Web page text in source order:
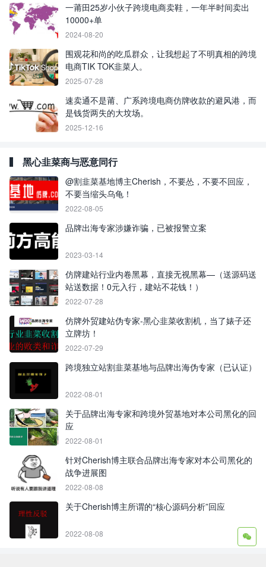
一莆田25岁小伙子跨境电商卖鞋，一年半时间卖出
10000+单
2024-08-20
围观花和尚的吃瓜群众，让我想起了不明真相的跨境
电商TIK TOK韭菜人。
2025-07-28
速卖通不是莆、广系跨境电商仿牌收款的避风港，而
是钱货两失的大坟场。
2025-12-16
黑心韭菜商与恶意同行
@割韭菜基地博主Cherish，不要怂，不要不回应，
不要当缩头乌龟！
2022-08-05
品牌出海专家涉嫌诈骗，已被报警立案
2023-03-14
仿牌建站行业内卷黑幕，直接无视黑幕—（送源码送
站送数据！0元入行，建站不花钱！）
2022-07-28
仿牌外贸建站伪专家-黑心韭菜收割机，当了婊子还
立牌坊！
2022-07-29
跨境独立站割韭菜基地与品牌出海伪专家（已认证）
2022-08-01
关于品牌出海专家和跨境外贸基地对本公司黑化的回
应
2022-08-01
针对Cherish博主联合品牌出海专家对本公司黑化的
战争进展图
2022-08-08
关于Cherish博主所谓的“核心源码分析”回应
2022-08-08 